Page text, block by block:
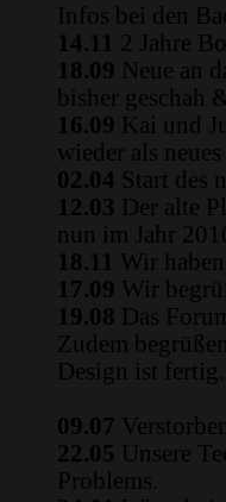
Infos bei den
14.11
2 Jahre
18.09 Neue an
bisher geschah
16.09 Kai und
wieder als
02.04 Start des
12.03 Der alte
nun im Jahr
18.11 Wir
17.09 Wir
19.08 Das
Zudem
Design ist fertig.
09.07
22.05 Unsere
Problems.